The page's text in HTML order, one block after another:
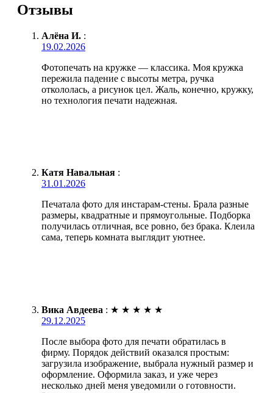
Отзывы
Алёна И. :
19.02.2026
Фотопечать на кружке — классика. Моя кружка
пережила падение с высоты метра, ручка
откололась, а рисунок цел. Жаль, конечно, кружку,
но технология печати надежная.
Катя Навальная :
31.01.2026
Печатала фото для инстарам-стены. Брала разные
размеры, квадратные и прямоугольные. Подборка
получилась отличная, все ровно, без брака. Клеила
сама, теперь комната выглядит уютнее.
Вика Авдеева : ★ ★ ★ ★ ★
29.12.2025
После выбора фото для печати обратилась в
фирму. Порядок действий оказался простым:
загрузила изображение, выбрала нужный размер и
оформление. Оформила заказ, и уже через
несколько дней меня уведомили о готовности.